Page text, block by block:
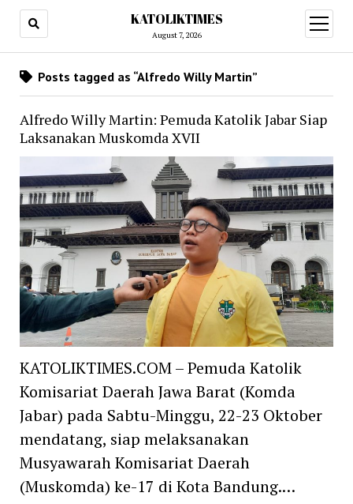
KATOLIKTIMES
August 7, 2026
open
menu
Posts tagged as “Alfredo Willy Martin”
Alfredo Willy Martin: Pemuda Katolik Jabar Siap
Laksanakan Muskomda XVII
KATOLIKTIMES.COM – Pemuda Katolik
Komisariat Daerah Jawa Barat (Komda
Jabar) pada Sabtu-Minggu, 22-23 Oktober
mendatang, siap melaksanakan
Musyawarah Komisariat Daerah
(Muskomda) ke-17 di Kota Bandung.…